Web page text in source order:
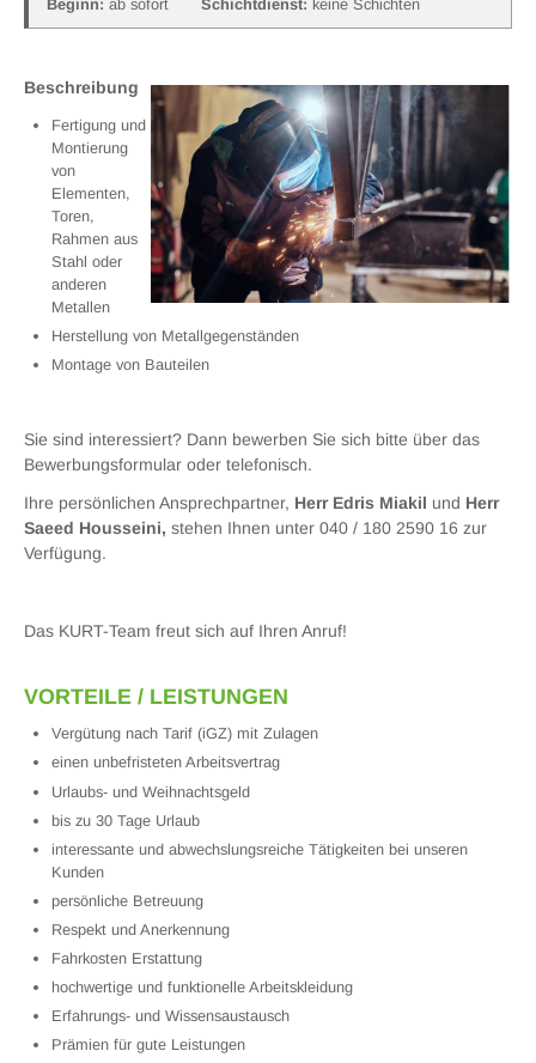
Beginn: ab sofort Schichtdienst: keine Schichten
Beschreibung
Fertigung und
Montierung
von
Elementen,
Toren,
Rahmen aus
Stahl oder
anderen
Metallen
Herstellung von Metallgegenständen
Montage von Bauteilen
Sie sind interessiert? Dann bewerben Sie sich bitte über das
Bewerbungsformular oder telefonisch.
Ihre persönlichen Ansprechpartner, Herr Edris Miakil und Herr
Saeed Housseini, stehen Ihnen unter 040 / 180 2590 16 zur
Verfügung.
Das KURT-Team freut sich auf Ihren Anruf!
VORTEILE / LEISTUNGEN
Vergütung nach Tarif (iGZ) mit Zulagen
einen unbefristeten Arbeitsvertrag
Urlaubs- und Weihnachtsgeld
bis zu 30 Tage Urlaub
interessante und abwechslungsreiche Tätigkeiten bei unseren
Kunden
persönliche Betreuung
Respekt und Anerkennung
Fahrkosten Erstattung
hochwertige und funktionelle Arbeitskleidung
Erfahrungs- und Wissensaustausch
Prämien für gute Leistungen